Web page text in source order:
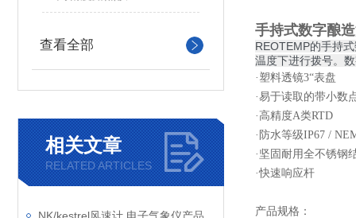
手持式数字酿
REOTEMP的手持
温度下进行拨号。
· 塑料透镜3“表盘
·易于读取的带小数
· 高精度A类RTD
· 防水等级IP67 /
· 坚固耐用全不锈钢
·快速响应杆
产品规格：
查看全部
相关文章
RELATED ARTICLES